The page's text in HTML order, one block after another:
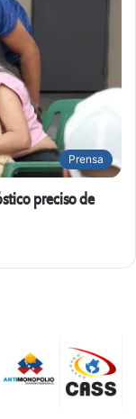
Prensa
preciso de